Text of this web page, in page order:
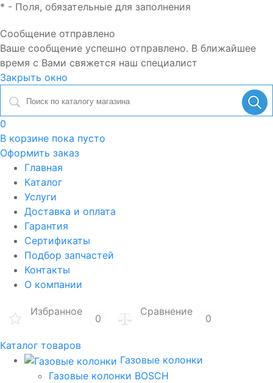
* - Поля, обязательные для заполнения
Сообщение отправлено
Ваше сообщение успешно отправлено. В ближайшее
время с Вами свяжется наш специалист
Закрыть окно
0
В корзине пока пусто
Оформить заказ
Главная
Каталог
Услуги
Доставка и оплата
Гарантия
Сертификаты
Подбор запчастей
Контакты
О компании
Избранное
0
Сравнение
0
Каталог товаров
Газовые колонки
Газовые колонки BOSCH